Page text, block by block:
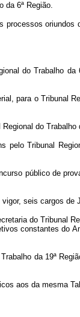
da 6ª Região.
processos
do Trabalho
para o Tribunal
do Trabalho
Tribunal
público de
seis cargos
do Tribunal
constantes do
da 19ª
aos da mesma